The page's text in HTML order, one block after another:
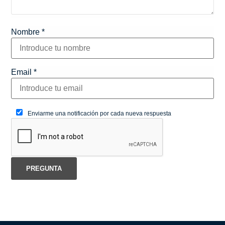
Nombre*
Email*
Enviarme una notificación por cada nueva respuesta